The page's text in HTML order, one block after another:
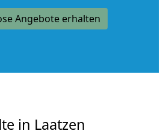
Angebote erhalten
in Laatzen